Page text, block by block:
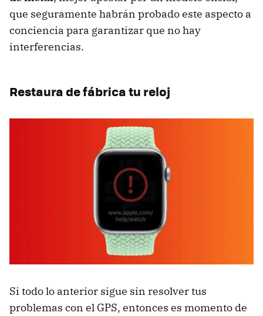
que seguramente habrán probado este aspecto a
conciencia para garantizar que no hay
interferencias.
Restaura de fábrica tu reloj
Si todo lo anterior sigue sin resolver tus
problemas con el GPS, entonces es momento de